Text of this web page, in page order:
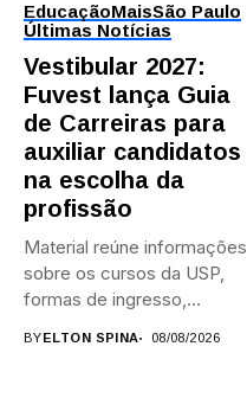
EducaçãoMaisSão Paulo
Últimas Notícias
Vestibular 2027:
Fuvest lança Guia
de Carreiras para
auxiliar candidatos
na escolha da
profissão
Material reúne informações
sobre os cursos da USP,
formas de ingresso,
BYELTON SPINA 08/08/2026